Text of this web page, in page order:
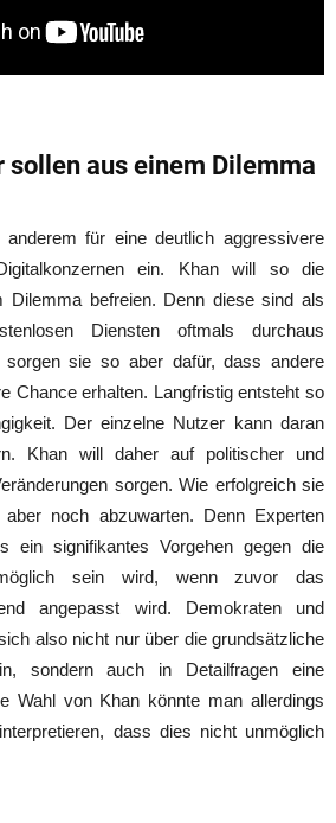
sollen aus einem Dilemma
für eine deutlich aggressivere
ein. Khan will so die
Dilemma befreien. Denn diese sind als
Diensten oftmals durchaus
sorgen sie so aber dafür, dass andere
Chance erhalten. Langfristig entsteht so
Der einzelne Nutzer kann daran
Khan will daher auf politischer und
sorgen. Wie erfolgreich sie
noch abzuwarten. Denn Experten
ein signifikantes Vorgehen gegen die
sein wird, wenn zuvor das
angepasst wird. Demokraten und
also nicht nur über die grundsätzliche
sondern auch in Detailfragen eine
Wahl von Khan könnte man allerdings
dass dies nicht unmöglich